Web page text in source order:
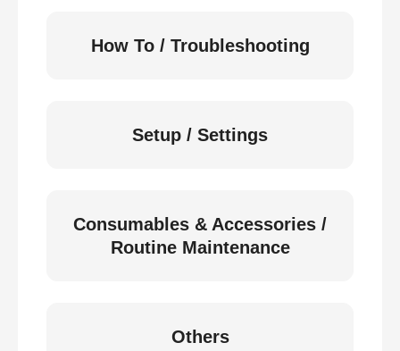
How To / Troubleshooting
Setup / Settings
Consumables & Accessories /
Routine Maintenance
Others